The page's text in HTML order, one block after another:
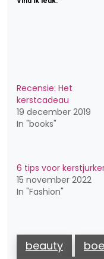
Recensie: Het
kerstcadeau
19 december 2019
In "books"
6 tips voor
15 november 2022
In "Fashion"
beauty